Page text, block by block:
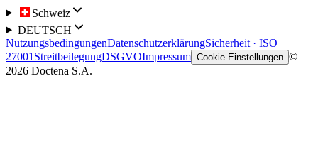
Schweiz
DEUTSCH
NutzungsbedingungenDatenschutzerklärungSicherheit · ISO
27001 StreitbeilegungDSGVOImpressum Cookie-Einstellungen ©
2026 Doctena S.A.